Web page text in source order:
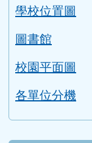
學校位置圖
圖書館
校園平面圖
各單位分機